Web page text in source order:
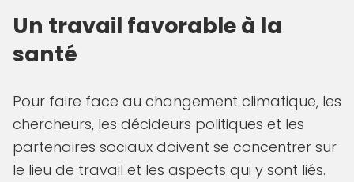
Un travail favorable à la
santé
Pour faire face au changement climatique, les
chercheurs, les décideurs politiques et les
partenaires sociaux doivent se concentrer sur
le lieu de travail et les aspects qui y sont liés.